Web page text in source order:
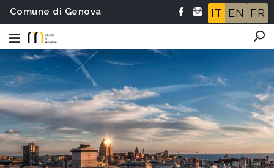
Comune di Genova IT EN FR